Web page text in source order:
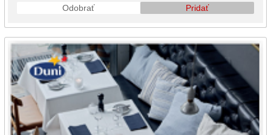
Odobrať Pridať